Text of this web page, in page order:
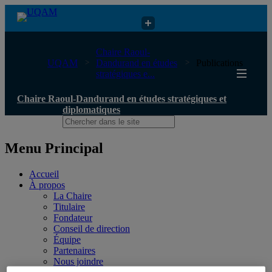
Chaire Raoul-Dandurand en études stratégiques et diplomatiques
UQAM
Chaire Raoul-
Dandurand en études
stratégiques e...
Publications
Chaire Raoul-Dandurand en études stratégiques et
diplomatiques
Menu Principal
Accueil
À propos
La Chaire
Titulaire
Fondateur
Conseil de direction
Équipe
Partenaires
Nous joindre